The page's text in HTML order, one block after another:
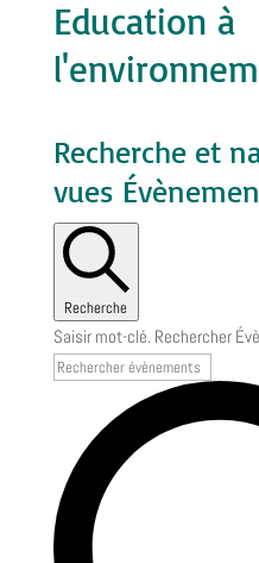
Education à
Recherche et
vues
Recherche
Saisir mot-clé. Rechercher